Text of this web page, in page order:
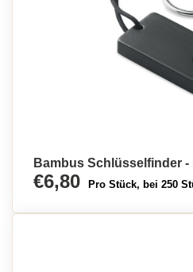
Bambus Schlüsselfinder -
€6,80 Pro Stück, bei 250